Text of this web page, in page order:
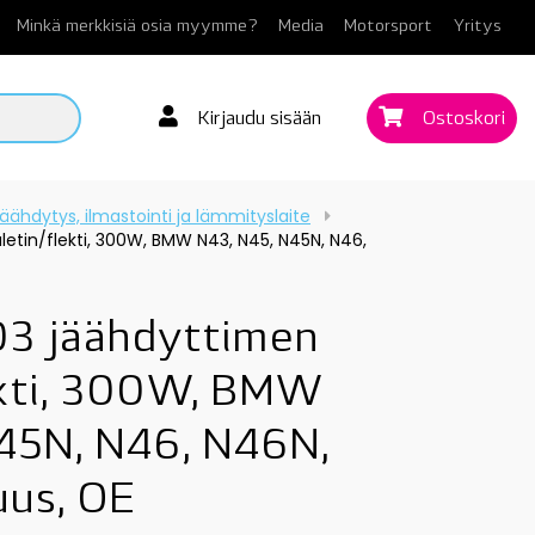
Minkä merkkisiä osia myymme? Media Motorsport Yritys
Kirjaudu sisään Ostoskori
ilmastointi ja lämmityslaite
flekti, 300W, BMW N43, N45, N45N, N46,
jäähdyttimen
300W, BMW
N46, N46N,
OE